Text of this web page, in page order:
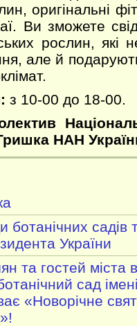
оригінальні
Ви зможете
рослин, які
але й
з 10-00 до 18-00.
НАН
ботанічних садів
України
та гостей міста
сад
«Новорічне